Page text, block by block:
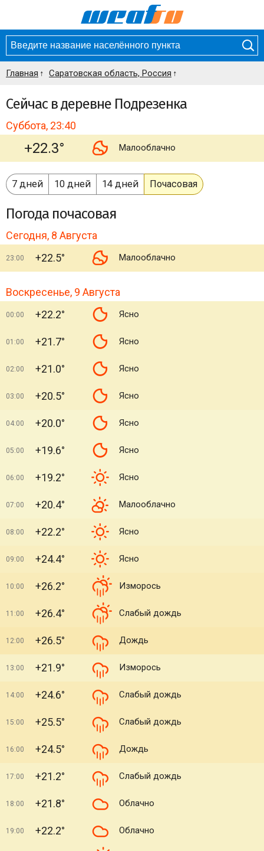
Главная Саратовская область, Россия
Сейчас в деревне Подрезенка
Суббота, 23:40
+22.3° Малооблачно
7 дней 10 дней 14 дней Почасовая
Погода почасовая
Сегодня, 8 Августа
23:00 +22.5° Малооблачно
Воскресенье, 9 Августа
00:00 +22.2° Ясно
01:00 +21.7° Ясно
02:00 +21.0° Ясно
03:00 +20.5° Ясно
04:00 +20.0° Ясно
05:00 +19.6° Ясно
06:00 +19.2° Ясно
07:00 +20.4° Малооблачно
08:00 +22.2° Ясно
09:00 +24.4° Ясно
10:00 +26.2° Изморось
11:00 +26.4° Слабый дождь
12:00 +26.5° Дождь
13:00 +21.9° Изморось
14:00 +24.6° Слабый дождь
15:00 +25.5° Слабый дождь
16:00 +24.5° Дождь
17:00 +21.2° Слабый дождь
18:00 +21.8° Облачно
19:00 +22.2° Облачно